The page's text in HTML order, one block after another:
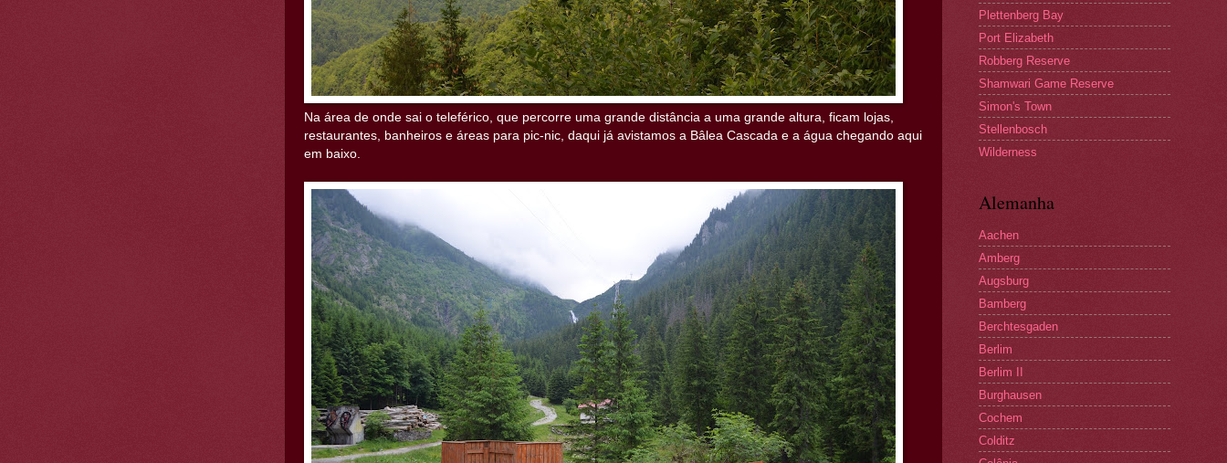
Na área de onde sai o teleférico, que percorre uma grande distância a uma grande altura, ficam lojas,
restaurantes, banheiros e áreas para pic-nic, daqui já avistamos a Bâlea Cascada e a água chegando aqui
em baixo.
Plettenberg Bay
Port Elizabeth
Robberg Reserve
Shamwari Game Reserve
Simon's Town
Stellenbosch
Wilderness
Alemanha
Aachen
Amberg
Augsburg
Bamberg
Berchtesgaden
Berlim
Berlim II
Burghausen
Cochem
Colditz